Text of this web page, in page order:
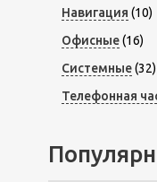
Навигация (10)
Офисные(16)
Системные(32)
Телефонная